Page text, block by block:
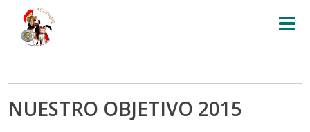
NUESTRO OBJETIVO 2015